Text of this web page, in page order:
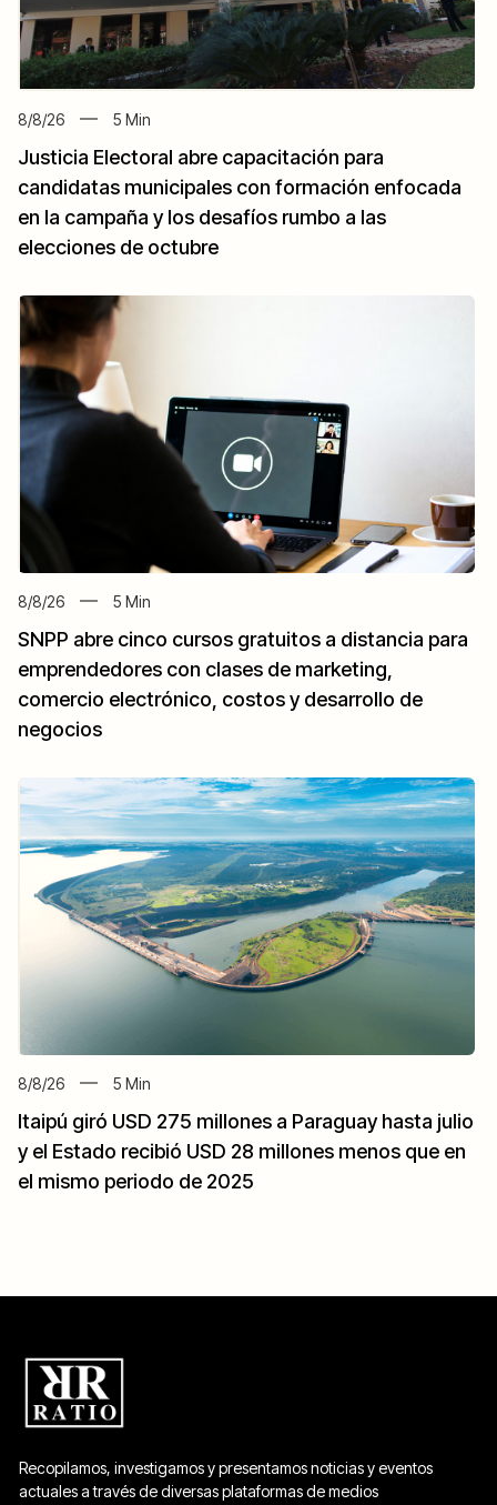
8/8/26 5 Min
Justicia Electoral abre capacitación para
candidatas municipales con formación enfocada
en la campaña y los desafíos rumbo a las
elecciones de octubre
8/8/26 5 Min
SNPP abre cinco cursos gratuitos a distancia para
emprendedores con clases de marketing,
comercio electrónico, costos y desarrollo de
negocios
8/8/26 5 Min
Itaipú giró USD 275 millones a Paraguay hasta julio
y el Estado recibió USD 28 millones menos que en
el mismo periodo de 2025
Recopilamos, investigamos y presentamos noticias y eventos
actuales a través de diversas plataformas de medios